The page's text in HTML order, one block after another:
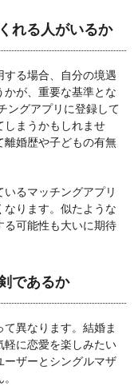
れる人がいるか
する場合、自分の境遇
かが、重要な基準とな
ングアプリに登録して
しまうかもしれませ
離婚歴や子どもの有無
るマッチングアプリ
なります。似たような
る可能性も大いに期待
であるか
異なります。結婚ま
軽に恋愛を楽しみたい
ーザーとシングルマザ